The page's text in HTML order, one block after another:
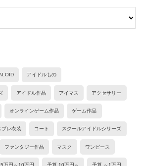
アイドルもの
アイドル作品 アイマス アクセサリー
オンラインゲーム作品 ゲーム作品
プレ衣装 コート スクールアイドルシリーズ
ファンタジー作品 マスク ワンピース
万円～10万円 予算 10万円～ 予算 ～1万円